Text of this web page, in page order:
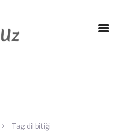
Tag: dil bitiği